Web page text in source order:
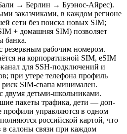
→ Берлин → Буэнос-Айрес).
заказчиками, в каждом регионе
сети без поиска новых SIM;
+ домашняя SIM) позволяет
банка.
резервным рабочим номером.
на корпоративной SIM, eSIM
для SSH-подключений и
при утере телефона профиль
риск SIM-свапа минимален.
двумя детьми-школьниками.
пакеты трафика, дети — доп-
профили управляются в одном
российской картой, что
в салоны связи при каждом